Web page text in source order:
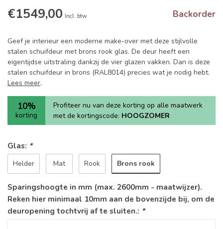
€1549,00 Incl. btw Backorder
Geef je interieur een moderne make-over met deze stijlvolle
stalen schuifdeur met brons rook glas. De deur heeft een
eigentijdse uitstraling dankzij de vier glazen vakken. Dan is deze
stalen schuifdeur in brons (RAL8014) precies wat je nodig hebt.
Lees meer.
10%
korting
Profiteer nu van deze korting op alle maatwerk
met de kortingscode: HOOGZOMER
Glas: *
Helder Mat Rook Brons rook
Sparingshoogte in mm (max. 2600mm - maatwijzer).
Reken hier minimaal 10mm aan de bovenzijde bij, om de
deuropening tochtvrij af te sluiten.: *